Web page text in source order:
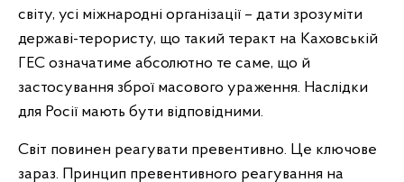
світу, усі міжнародні організації – дати зрозуміти
державі-терористу, що такий теракт на Каховській
ГЕС означатиме абсолютно те саме, що й
застосування зброї масового ураження. Наслідки
для Росії мають бути відповідними.
Світ повинен реагувати превентивно. Це ключове
зараз. Принцип превентивного реагування на